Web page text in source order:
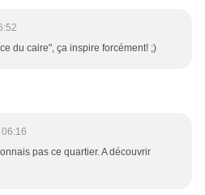
du caire", ça inspire forcément! ;)
pas ce quartier. A découvrir